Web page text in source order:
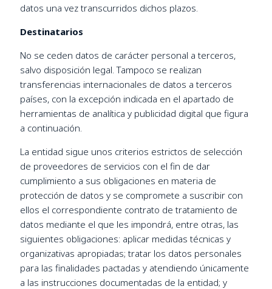
datos una vez transcurridos dichos plazos.
Destinatarios
No se ceden datos de carácter personal a terceros,
salvo disposición legal. Tampoco se realizan
transferencias internacionales de datos a terceros
países, con la excepción indicada en el apartado de
herramientas de analítica y publicidad digital que figura
a continuación.
La entidad sigue unos criterios estrictos de selección
de proveedores de servicios con el fin de dar
cumplimiento a sus obligaciones en materia de
protección de datos y se compromete a suscribir con
ellos el correspondiente contrato de tratamiento de
datos mediante el que les impondrá, entre otras, las
siguientes obligaciones: aplicar medidas técnicas y
organizativas apropiadas; tratar los datos personales
para las finalidades pactadas y atendiendo únicamente
a las instrucciones documentadas de la entidad; y